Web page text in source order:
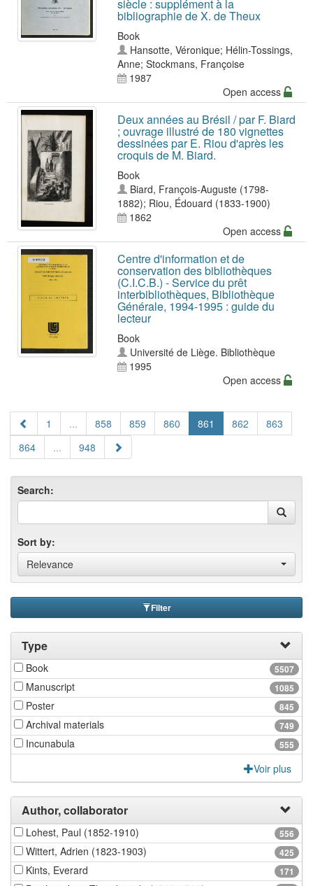
siècle : supplément à la
bibliographie de X. de Theux
Book
Hansotte, Véronique; Hélin-Tossings,
Anne; Stockmans, Françoise
1987
Open access
Deux années au Brésil / par F. Biard
; ouvrage illustré de 180 vignettes
dessinées par E. Riou d'après les
croquis de M. Biard.
Book
Biard, François-Auguste (1798-
1882); Riou, Édouard (1833-1900)
1862
Open access
Centre d'information et de
conservation des bibliothèques
(C.I.C.B.) - Service du prêt
interbibliothèques, Bibliothèque
Générale, 1994-1995 : guide du
lecteur
Book
Université de Liège. Bibliothèque
1995
Open access
1 ... 858 859 860 861 862
863
864
... 948
Search:
Sort by:
Relevance
Filter
Type
5507
Book
1085
Manuscript
845
Poster
749
Archival materials
555
Incunabula
Voir plus
Author, collaborator
556
Lohest, Paul (1852-1910)
425
Wittert, Adrien (1823-1903)
171
Kints, Everard